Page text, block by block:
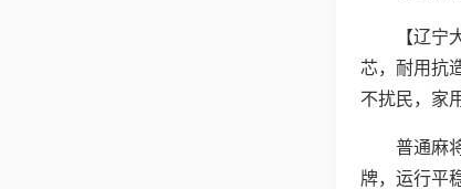
【辽
芯，耐用抗
不扰民，家
普通麻
牌，运行平